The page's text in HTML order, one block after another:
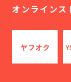
オンラインス